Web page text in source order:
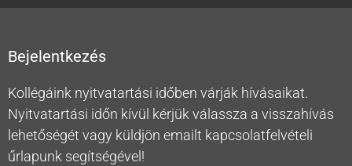
Bejelentkezés
Kollégáink nyitvatartási időben várják hívásaikat.
Nyitvatartási időn kívül kérjük válassza a visszahívás
lehetőségét vagy küldjön emailt kapcsolatfelvételi
űrlapunk segítségével!